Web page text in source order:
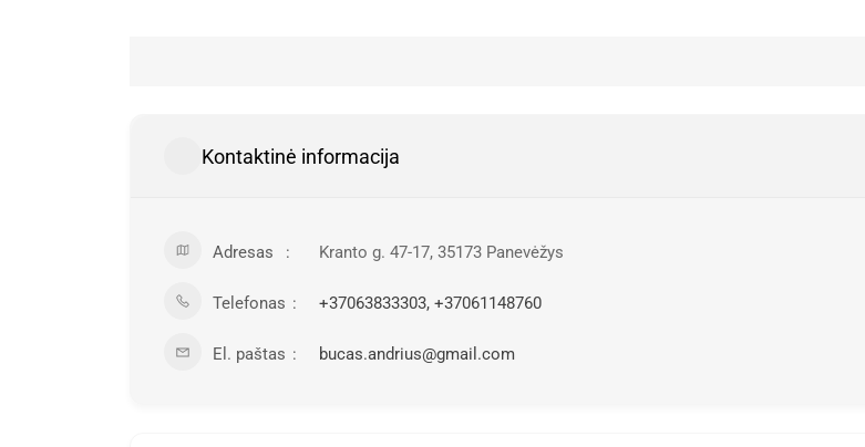
Kontaktinė informacija
Adresas Kranto g. 47-17, 35173 Panevėžys
Telefonas +37063833303, +37061148760
El. paštas bucas.andrius@gmail.com